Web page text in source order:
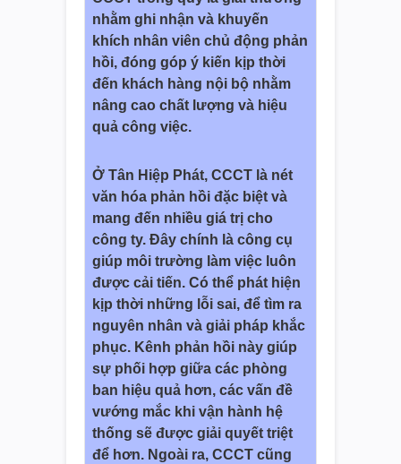
nhằm ghi nhận và khuyến
khích nhân viên chủ động phản
hồi, đóng góp ý kiến kịp thời
đến khách hàng nội bộ nhằm
nâng cao chất lượng và hiệu
quả công việc.
Ở Tân Hiệp Phát, CCCT là nét
văn hóa phản hồi đặc biệt và
mang đến nhiều giá trị cho
công ty. Đây chính là công cụ
giúp môi trường làm việc luôn
được cải tiến. Có thể phát hiện
kịp thời những lỗi sai, để tìm ra
nguyên nhân và giải pháp khắc
phục. Kênh phản hồi này giúp
sự phối hợp giữa các phòng
ban hiệu quả hơn, các vấn đề
vướng mắc khi vận hành hệ
thống sẽ được giải quyết triệt
để hơn. Ngoài ra, CCCT cũng